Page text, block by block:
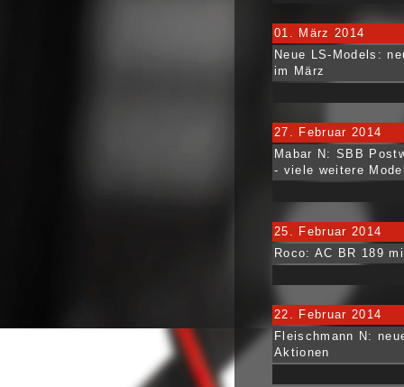
01. März 2014
Neue LS-Models:
im März
27. Februar 2014
Mabar N: SBB
- viele weitere
25. Februar 2014
Roco: AC BR 189
22. Februar 2014
Fleischmann N:
Aktionen